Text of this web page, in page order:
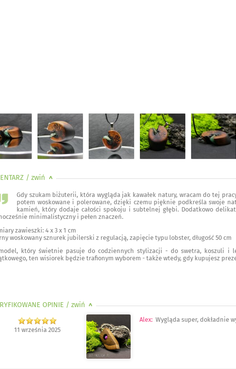
/ zwiń <
Gdy szukam biżuterii, która wygląda jak kawałek natury, wracam do tej
potem woskowane i polerowane, dzięki czemu pięknie podkreśla swoje
kamień, który dodaje całości spokoju i subtelnej głębi. Dodatkowo
minimalistyczny i pełen znaczeń.
zawieszki: 4 x 3 x 1 cm
woskowany sznurek jubilerski z regulacją, zapięcie typu lobster, długość 50 cm
który świetnie pasuje do codziennych stylizacji - do swetra, koszuli i
ten wisiorek będzie trafionym wyborem - także wtedy, gdy kupujesz
OPINIE / zwiń >
11 września 2025
Alex: Wygląda super, dokładnie